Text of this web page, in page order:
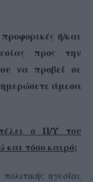
ή/και
προς την
να προβεί σε
άμεσα
ο Π/Υ του
και τόσο καιρό;
ηγεσίας